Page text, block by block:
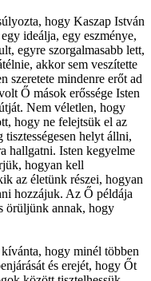
hogy Kaszap István
ideálja, egy eszménye,
egyre szorgalmasabb lett,
akkor sem veszítette
szeretete mindenre erőt ad
Ő mások erőssége Isten
Nem véletlen, hogy
hogy ne felejtsük el az
helyt állni,
hallgatni. Isten kegyelme
hogyan kell
az életünk részei, hogyan
hozzájuk. Az Ő példája
örüljünk annak, hogy
hogy minél többen
és erejét, hogy Őt